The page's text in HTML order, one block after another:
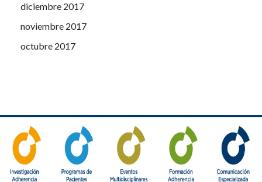
diciembre 2017
noviembre 2017
octubre 2017